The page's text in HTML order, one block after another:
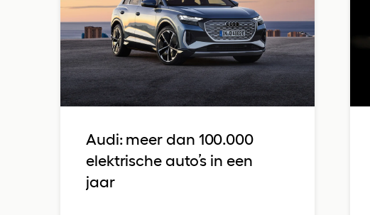
Audi: meer dan 100.000
elektrische auto’s in een
jaar